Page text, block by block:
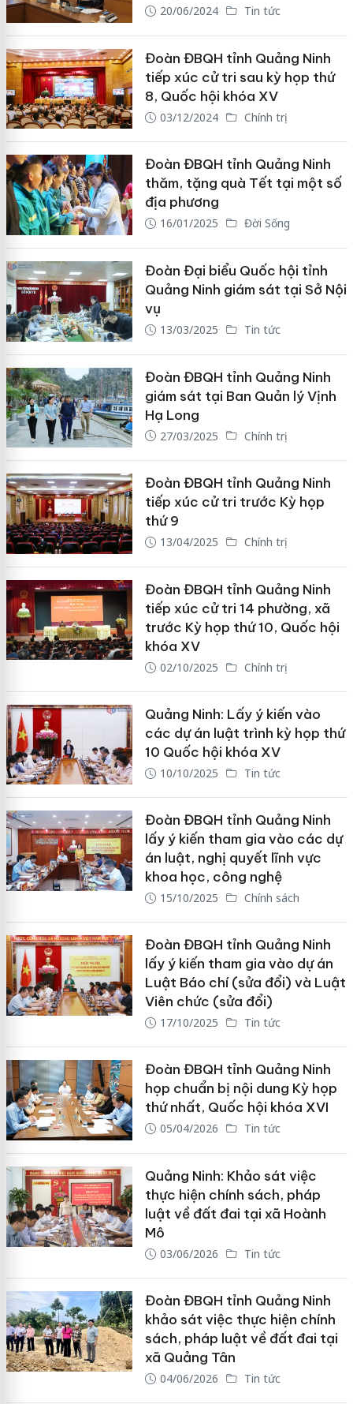
20/06/2024 Tin tức
Đoàn ĐBQH tỉnh Quảng Ninh
tiếp xúc cử tri sau kỳ họp thứ
8, Quốc hội khóa XV
03/12/2024 Chính trị
Đoàn ĐBQH tỉnh Quảng Ninh
thăm, tặng quà Tết tại một số
địa phương
16/01/2025 Đời Sống
Đoàn Đại biểu Quốc hội tỉnh
Quảng Ninh giám sát tại Sở Nội
vụ
13/03/2025 Tin tức
Đoàn ĐBQH tỉnh Quảng Ninh
giám sát tại Ban Quản lý Vịnh
Hạ Long
27/03/2025 Chính trị
Đoàn ĐBQH tỉnh Quảng Ninh
tiếp xúc cử tri trước Kỳ họp
thứ 9
13/04/2025 Chính trị
Đoàn ĐBQH tỉnh Quảng Ninh
tiếp xúc cử tri 14 phường, xã
trước Kỳ họp thứ 10, Quốc hội
khóa XV
02/10/2025 Chính trị
Quảng Ninh: Lấy ý kiến vào
các dự án luật trình kỳ họp thứ
10 Quốc hội khóa XV
10/10/2025 Tin tức
Đoàn ĐBQH tỉnh Quảng Ninh
lấy ý kiến tham gia vào các dự
án luật, nghị quyết lĩnh vực
khoa học, công nghệ
15/10/2025 Chính sách
Đoàn ĐBQH tỉnh Quảng Ninh
lấy ý kiến tham gia vào dự án
Luật Báo chí (sửa đổi) và Luật
Viên chức (sửa đổi)
17/10/2025 Tin tức
Đoàn ĐBQH tỉnh Quảng Ninh
họp chuẩn bị nội dung Kỳ họp
thứ nhất, Quốc hội khóa XVI
05/04/2026 Tin tức
Quảng Ninh: Khảo sát việc
thực hiện chính sách, pháp
luật về đất đai tại xã Hoành
Mô
03/06/2026 Tin tức
Đoàn ĐBQH tỉnh Quảng Ninh
khảo sát việc thực hiện chính
sách, pháp luật về đất đai tại
xã Quảng Tân
04/06/2026 Tin tức